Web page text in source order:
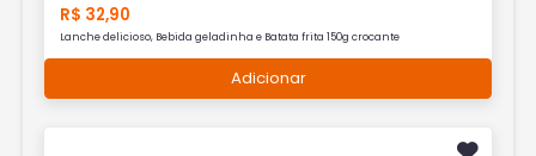
R$ 32,90
Lanche delicioso, Bebida geladinha e Batata frita 150g crocante
Adicionar